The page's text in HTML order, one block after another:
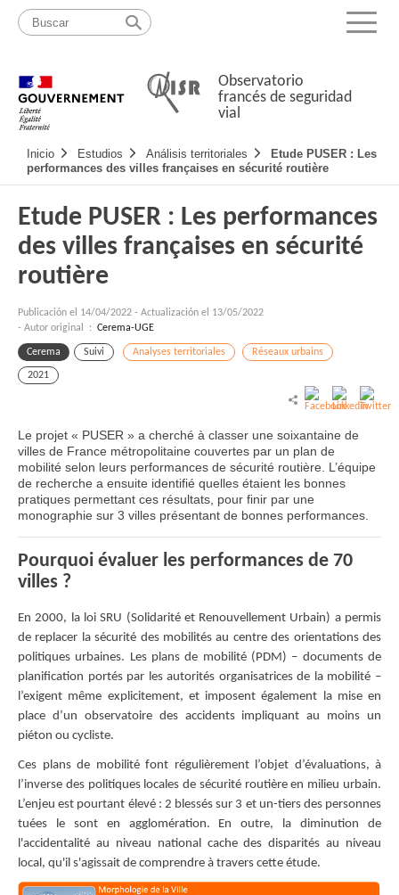
Pasar
contenido
Mapa
web
Menu
Observatorio
francés de seguridad
vial
Navigation
principale
Inicio Estudios Análisis territoriales
Etude PUSER : Les
performances des villes françaises en sécurité routière
Etude PUSER : Les performances
des villes françaises en sécurité
routière
Publicación el 14/04/2022 - Actualización el 13/05/2022
- Autor original : Cerema-UGE
Cerema Suivi Analyses territoriales Réseaux urbains
2021
Le projet « PUSER » a cherché à classer une soixantaine de
villes de France métropolitaine couvertes par un plan de
mobilité selon leurs performances de sécurité routière. L’équipe
de recherche a ensuite identifié quelles étaient les bonnes
pratiques permettant ces résultats, pour finir par une
monographie sur 3 villes présentant de bonnes performances.
Pourquoi évaluer les performances de 70
villes ?
En 2000, la loi SRU (Solidarité et Renouvellement Urbain) a permis
de replacer la sécurité des mobilités au centre des orientations des
politiques urbaines. Les plans de mobilité (PDM) – documents de
planification portés par les autorités organisatrices de la mobilité –
l’exigent même explicitement, et imposent également la mise en
place d’un observatoire des accidents impliquant au moins un
piéton ou cycliste.
Ces plans de mobilité font régulièrement l’objet d’évaluations, à
l’inverse des politiques locales de sécurité routière en milieu urbain.
L’enjeu est pourtant élevé : 2 blessés sur 3 et un-tiers des personnes
tuées le sont en agglomération. En outre, la diminution de
l'accidentalité au niveau national cache des disparités au niveau
local, qu'il s'agissait de comprendre à travers cette étude.